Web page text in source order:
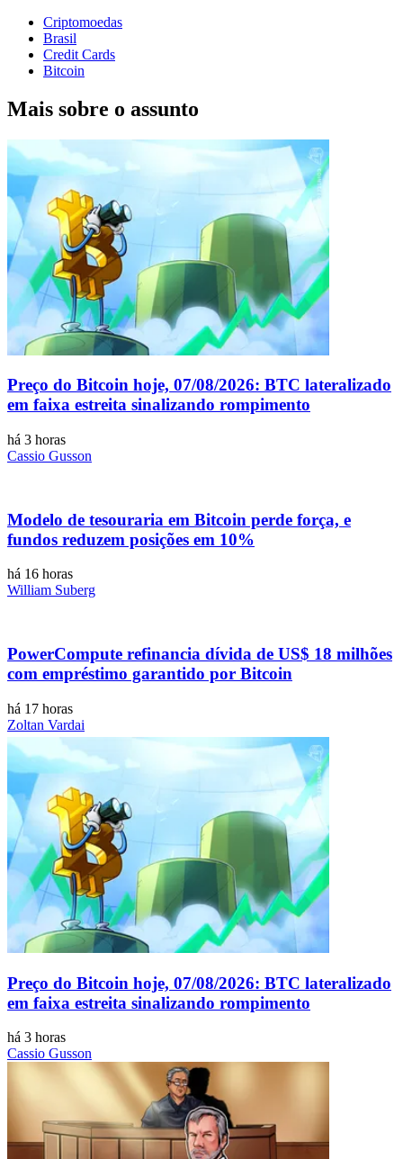
Criptomoedas
Brasil
Credit Cards
Bitcoin
Mais sobre o assunto
Preço do Bitcoin hoje, 07/08/2026: BTC lateralizado
em faixa estreita sinalizando rompimento
há 3 horas
Cassio Gusson
Modelo de tesouraria em Bitcoin perde força, e
fundos reduzem posições em 10%
há 16 horas
William Suberg
PowerCompute refinancia dívida de US$ 18 milhões
com empréstimo garantido por Bitcoin
há 17 horas
Zoltan Vardai
Preço do Bitcoin hoje, 07/08/2026: BTC lateralizado
em faixa estreita sinalizando rompimento
há 3 horas
Cassio Gusson